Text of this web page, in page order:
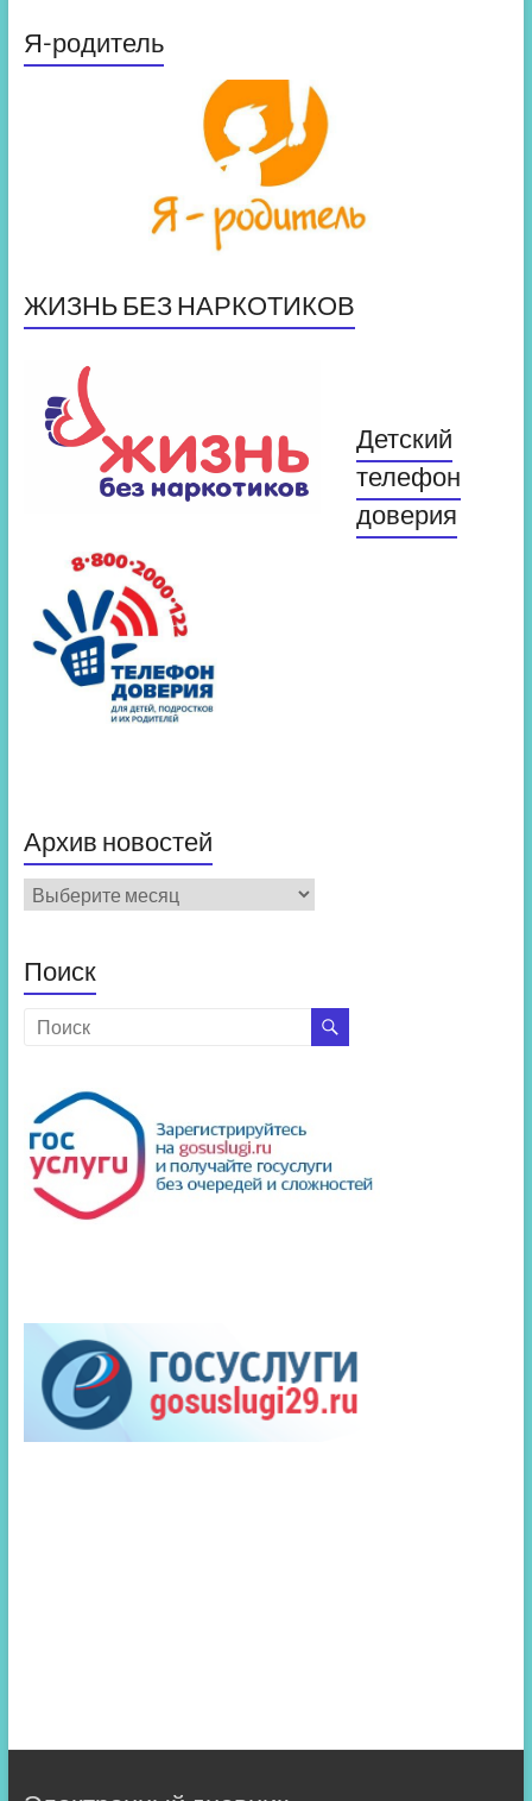
Я-родитель
ЖИЗНЬ БЕЗ НАРКОТИКОВ
Детский
телефон
доверия
Архив новостей
Архив
новостей
Поиск